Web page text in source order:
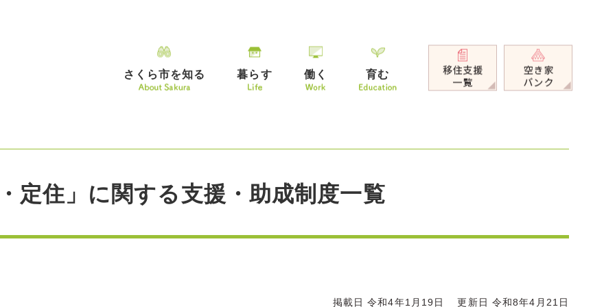
さくら市を知る 暮らす 働く 育む
定住」に関する支援・助成制度一覧
掲載日 令和4年1月19日 更新日 令和8年4月21日